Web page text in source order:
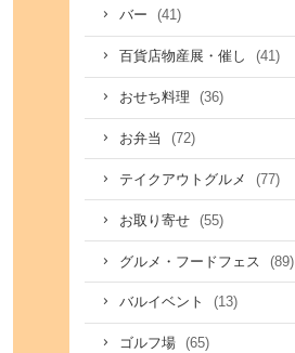
バー (41)
百貨店物産展・催し (41)
おせち料理 (36)
お弁当 (72)
テイクアウトグルメ (77)
お取り寄せ (55)
グルメ・フードフェス (89)
バルイベント (13)
ゴルフ場 (65)